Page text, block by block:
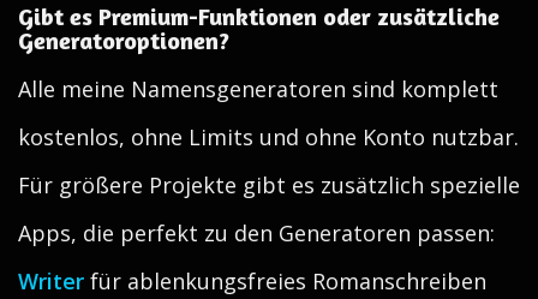
Gibt es Premium-Funktionen oder zusätzliche
Generatoroptionen?
Alle meine Namensgeneratoren sind komplett
kostenlos, ohne Limits und ohne Konto nutzbar.
Für größere Projekte gibt es zusätzlich spezielle
Apps, die perfekt zu den Generatoren passen:
Writer für ablenkungsfreies Romanschreiben